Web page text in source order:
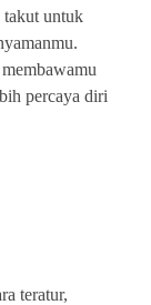
takut untuk
percaya diri
teratur,